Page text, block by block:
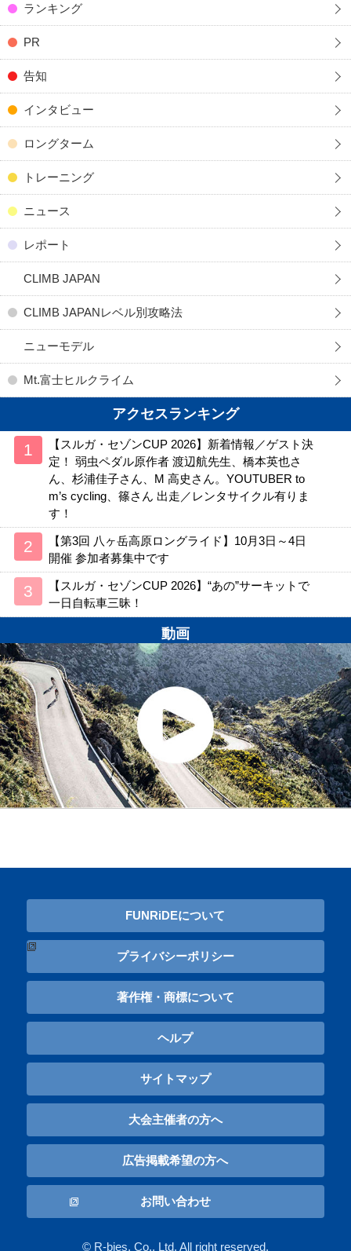
ランキング
PR
告知
インタビュー
ロングターム
トレーニング
ニュース
レポート
CLIMB JAPAN
CLIMB JAPANレベル別攻略法
ニューモデル
Mt.富士ヒルクライム
アクセスランキング
【スルガ・セゾンCUP 2026】新着情報／ゲスト決
定！ 弱虫ペダル原作者 渡辺航先生、橋本英也さ
ん、杉浦佳子さん、M 高史さん。YOUTUBER to
m’s cycling、篠さん 出走／レンタサイクル有りま
す！
【第3回 八ヶ岳高原ロングライド】10月3日～4日
開催 参加者募集中です
【スルガ・セゾンCUP 2026】“あの”サーキットで
一日自転車三昧！
動画
FUNRiDEについて
プライバシーポリシー
著作権・商標について
ヘルプ
サイトマップ
大会主催者の方へ
広告掲載希望の方へ
お問い合わせ
© R-bies, Co., Ltd. All right reserved.